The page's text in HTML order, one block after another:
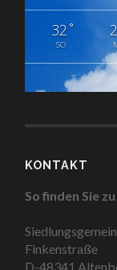
32 °
SO
KONTAKT
So finden Sie
Finkenstraße
D-48341